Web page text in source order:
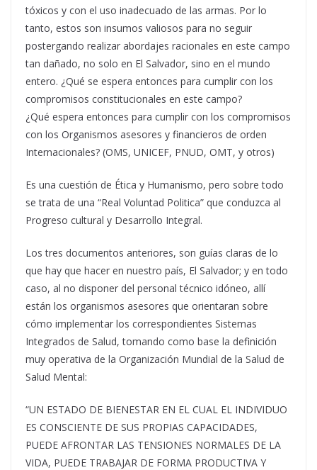
tóxicos y con el uso inadecuado de las armas. Por lo
tanto, estos son insumos valiosos para no seguir
postergando realizar abordajes racionales en este campo
tan dañado, no solo en El Salvador, sino en el mundo
entero. ¿Qué se espera entonces para cumplir con los
compromisos constitucionales en este campo?
¿Qué espera entonces para cumplir con los compromisos
con los Organismos asesores y financieros de orden
Internacionales? (OMS, UNICEF, PNUD, OMT, y otros)
Es una cuestión de Ética y Humanismo, pero sobre todo
se trata de una “Real Voluntad Politica” que conduzca al
Progreso cultural y Desarrollo Integral.
Los tres documentos anteriores, son guías claras de lo
que hay que hacer en nuestro país, El Salvador; y en todo
caso, al no disponer del personal técnico idóneo, allí
están los organismos asesores que orientaran sobre
cómo implementar los correspondientes Sistemas
Integrados de Salud, tomando como base la definición
muy operativa de la Organización Mundial de la Salud de
Salud Mental:
“UN ESTADO DE BIENESTAR EN EL CUAL EL INDIVIDUO
ES CONSCIENTE DE SUS PROPIAS CAPACIDADES,
PUEDE AFRONTAR LAS TENSIONES NORMALES DE LA
VIDA, PUEDE TRABAJAR DE FORMA PRODUCTIVA Y